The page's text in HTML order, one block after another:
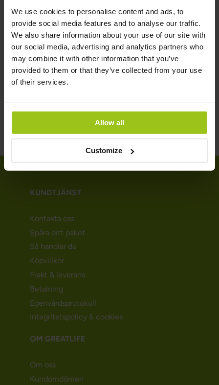
We use cookies to personalise content and ads, to
provide social media features and to analyse our traffic.
We also share information about your use of our site with
our social media, advertising and analytics partners who
may combine it with other information that you’ve
provided to them or that they’ve collected from your use
of their services.
Allow all
Customize
ersätter konventionell sjukvård. Kosttillskott bör ej
användas som ersättning till varierad kost. Det är viktigt
med en mångsidig och balanserad kost och hälsosam
livsstil. Kontakta vår kundtjänst på[email protected] för att
få kostnadsfria kostråd men även andra kostnadsfria
egenvårdsråd och hälsoprotokoll som du kan följa vid olika
hälsobesvär.
KUNDTJÄNST
Kontakta oss
Spåra ditt paket
Så handlar du
Köpvillkor
Frakt & leverans
Betalning
Egenvårdsprotokoll
Integritetspolicy & cookies
OM GREATLIFE
Om oss
Kundomdömen